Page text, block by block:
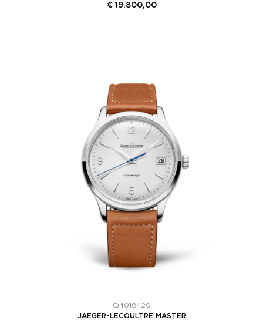
€ 19.800,00
Q4018420
JAEGER-LECOULTRE MASTER